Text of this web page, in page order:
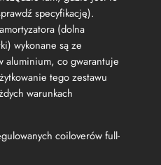
specyfikację).
(dolna
wykonane są ze
aluminium, co gwarantuje
tego zestawu
warunkach
coiloverów full-